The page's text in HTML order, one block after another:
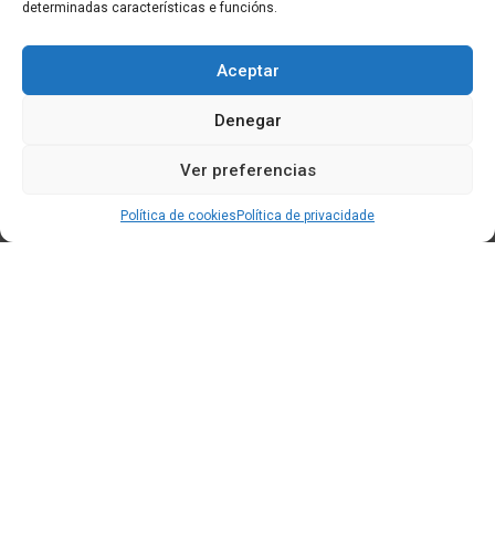
determinadas características e funcións.
Aceptar
Denegar
Ver preferencias
Política de cookies Política de privacidade